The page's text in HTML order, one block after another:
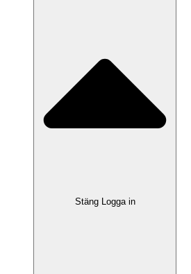
Stäng Logga in